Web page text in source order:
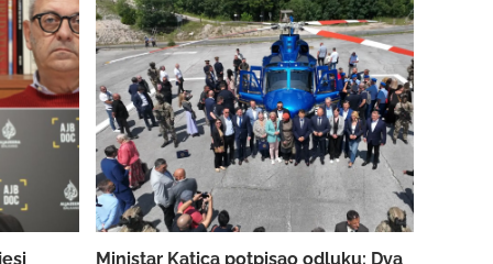
Ministar Katica potpisao odluku: Dva